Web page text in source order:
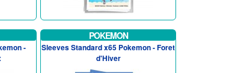
-
POKEMON
Sleeves Standard x65 Pokemon - Foret
d'Hiver